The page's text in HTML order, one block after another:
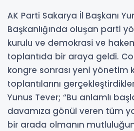
AK Parti Sakarya İl Başkanı
Başkanlığında oluşan parti
kurulu ve demokrasi ve
toplantıda bir araya geldi.
kongre sonrası yeni yönetim
toplantılarını
Yunus Tever; “Bu anlamlı
davamıza gönül veren tüm
bir arada olmanın